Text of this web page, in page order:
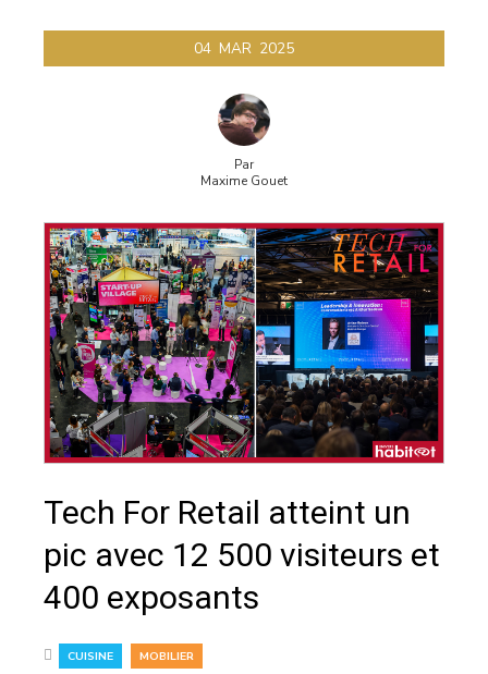
04 MAR 2025
Par
Maxime Gouet
Tech For Retail atteint un
pic avec 12 500 visiteurs et
400 exposants
CUISINE MOBILIER